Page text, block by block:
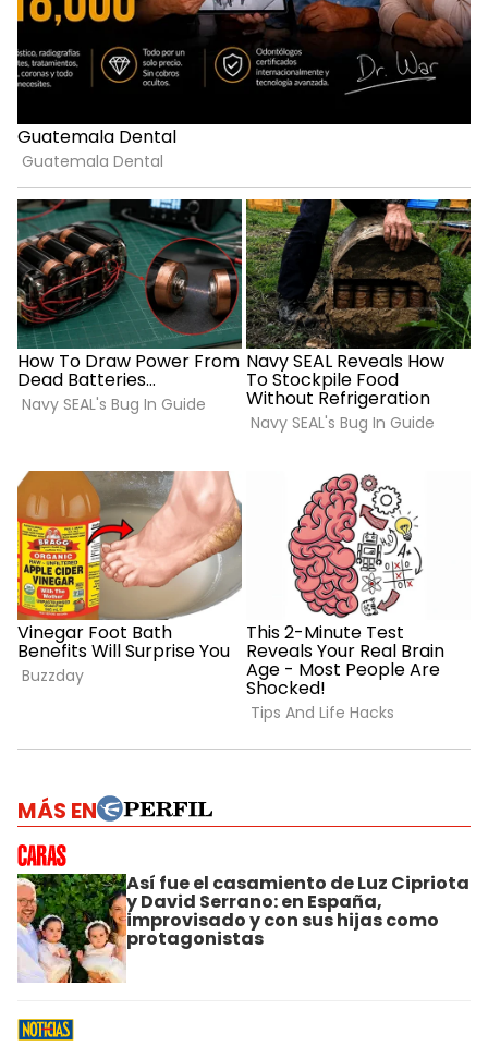
MÁS EN
Así fue el casamiento de Luz Cipriota
y David Serrano: en España,
improvisado y con sus hijas como
protagonistas